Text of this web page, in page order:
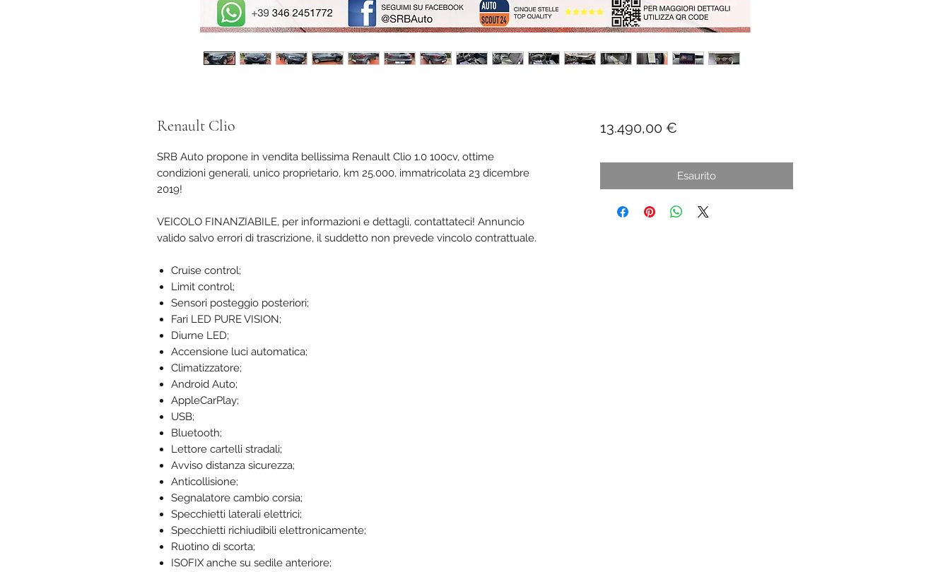
Renault Clio
SRB Auto propone in vendita bellissima Renault Clio 1.0 100cv, ottime
condizioni generali, unico proprietario, km 25.000, immatricolata 23 dicembre
2019!
VEICOLO FINANZIABILE, per informazioni e dettagli, contattateci! Annuncio
valido salvo errori di trascrizione, il suddetto non prevede vincolo contrattuale.
Cruise control;
Limit control;
Sensori posteggio posteriori;
Fari LED PURE VISION;
Diurne LED;
Accensione luci automatica;
Climatizzatore;
Android Auto;
AppleCarPlay;
USB;
Bluetooth;
Lettore cartelli stradali;
Avviso distanza sicurezza;
Anticollisione;
Segnalatore cambio corsia;
Specchietti laterali elettrici;
Specchietti richiudibili elettronicamente;
Ruotino di scorta;
ISOFIX anche su sedile anteriore;
13.490,00 €Prezzo
Esaurito